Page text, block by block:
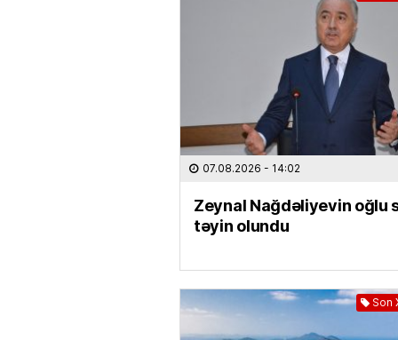
07.08.2026 - 14:02
Zeynal Nağdəliyevin oğlu
təyin olundu
Son